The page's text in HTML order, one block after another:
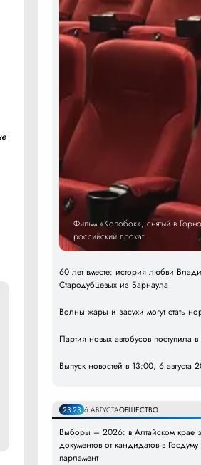
Фильм «Колобок», снятый в
российский прокат
60 лет вместе: история любви
Стародубцевых из Барнаула
Волны жары и засухи могут стать
Партия новых автобусов поступила
Выпуск новостей в 13:00, 6 августа
23:23 6 АВГУСТАОБЩЕСТВО
Выборы – 2026: в Алтайском крае
документов от кандидатов в
парламент